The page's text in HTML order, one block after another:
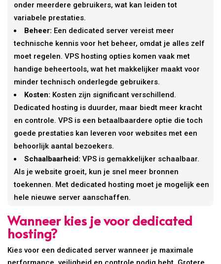
onder meerdere gebruikers, wat kan leiden tot
variabele prestaties.
Beheer: Een dedicated server vereist meer
technische kennis voor het beheer, omdat je alles zelf
moet regelen. VPS hosting opties komen vaak met
handige beheertools, wat het makkelijker maakt voor
minder technisch onderlegde gebruikers.
Kosten: Kosten zijn significant verschillend.
Dedicated hosting is duurder, maar biedt meer kracht
en controle. VPS is een betaalbaardere optie die toch
goede prestaties kan leveren voor websites met een
behoorlijk aantal bezoekers.
Schaalbaarheid: VPS is gemakkelijker schaalbaar.
Als je website groeit, kun je snel meer bronnen
toekennen. Met dedicated hosting moet je mogelijk een
hele nieuwe server aanschaffen.
Wanneer kies je voor dedicated
hosting?
Kies voor een dedicated server wanneer je maximale